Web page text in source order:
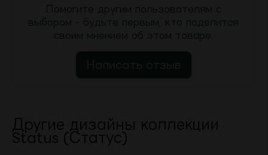
Другие дизайны коллекции
Status (Статус)